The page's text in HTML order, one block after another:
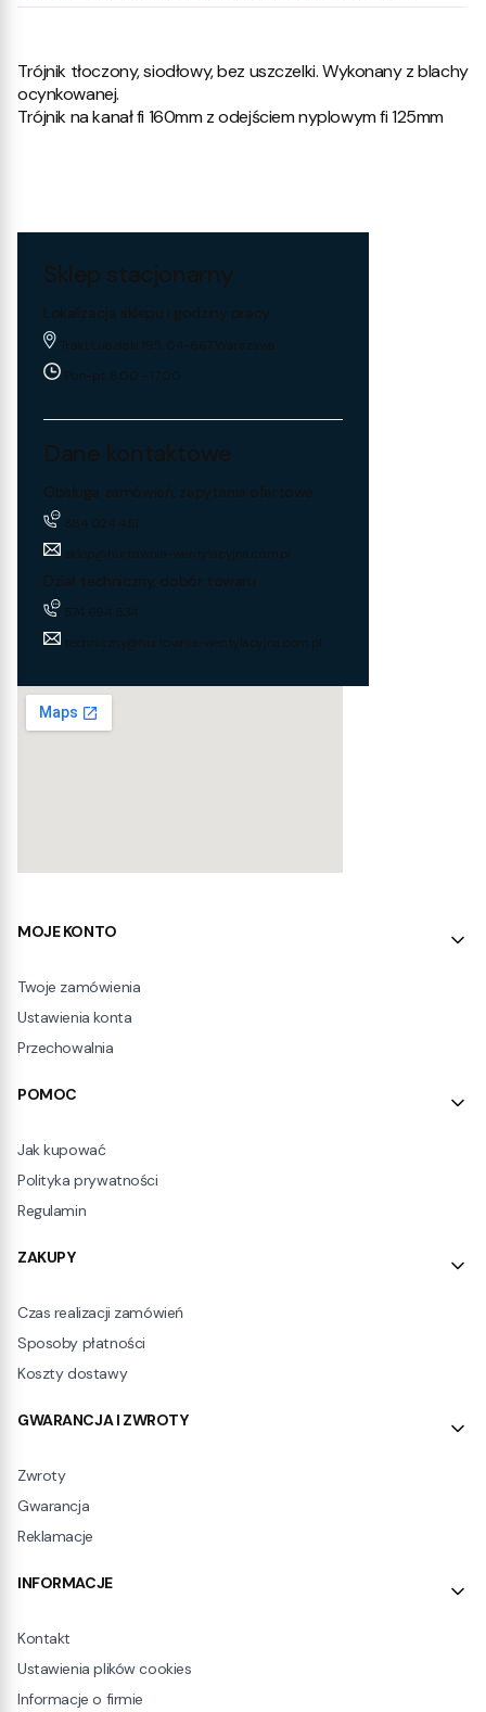
Trójnik tłoczony, siodłowy, bez uszczelki. Wykonany z blachy
ocynkowanej.
Trójnik na kanał fi 160mm z odejściem nyplowym fi 125mm
Sklep stacjonarny
Lokalizacja sklepu i godziny pracy
Trakt Lubelski 195, 04-667 Warszawa
Pon-pt: 8:00 - 17:00
Dane kontaktowe
Obsługa zamówień, zapytania ofertowe
884 024 451
sklep@hurtownia-wentylacyjna.com.pl
Dział techniczny, dobór towaru
574 694 534
techniczny@hurtownia-wentylacyjna.com.pl
Linki w stopce
MOJE KONTO
Twoje zamówienia
Ustawienia konta
Przechowalnia
POMOC
Jak kupować
Polityka prywatności
Regulamin
ZAKUPY
Czas realizacji zamówień
Sposoby płatności
Koszty dostawy
GWARANCJA I ZWROTY
Zwroty
Gwarancja
Reklamacje
INFORMACJE
Kontakt
Ustawienia plików cookies
Informacje o firmie